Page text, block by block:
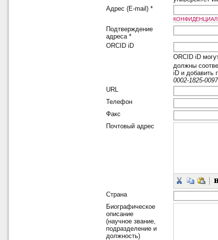
Адрес (E-mail) *
Подтверждение
адреса *
ORCID iD
ORCID iD
должны
iD и добавить
0002-1825-0097
URL
Телефон
Факс
Почтовый адрес
Страна
Биографическое
описание
(научное звание,
подразделение и
должность)